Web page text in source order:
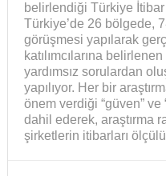
belirlendiği Türkiye İtibar
Türkiye’de 26 bölgede,
görüşmesi yapılarak
katılımcılarına
yardımsız sorulardan
yapılıyor. Her bir
önem verdiği “güven” ve
dahil ederek, araştırma
şirketlerin itibarları